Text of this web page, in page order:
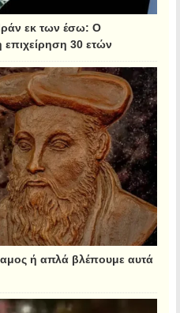
εκ των έσω: Ο
30 ετών
ή απλά βλέπουμε αυτά